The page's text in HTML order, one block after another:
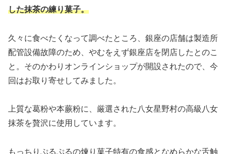
した抹茶の練り菓子。
久々に食べたくなって調べたところ、銀座の店舗は製造所
配管設備故障のため、やむをえず銀座店を閉店したとのこ
と。そのかわりオンラインショップが開設されたので、今
回はお取り寄せしてみました。
上質な葛粉や本蕨粉に、厳選された八女星野村の高級八女
抹茶を贅沢に使用しています。
もっちりぷるぷるの煉り菓子特有の食感となめらかな舌触